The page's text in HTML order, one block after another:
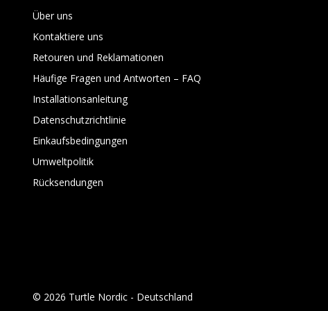
Über uns
Kontaktiere uns
Retouren und Reklamationen
Häufige Fragen und Antworten – FAQ
Installationsanleitung
Datenschutzrichtlinie
Einkaufsbedingungen
Umweltpolitik
Rücksendungen
© 2026 Turtle Nordic - Deutschland